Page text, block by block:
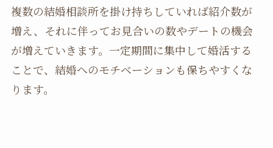
複数の結婚相談所を掛け持ちしていれば紹介数が
増え、それに伴ってお見合いの数やデートの機会
が増えていきます。一定期間に集中して婚活する
ことで、結婚へのモチベーションも保ちやすくな
ります。